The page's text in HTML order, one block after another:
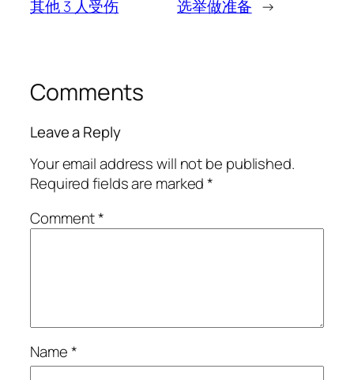
其他 3 人受伤
选举做准备 →
Comments
Leave a Reply
Your email address will not be published.
Required fields are marked*
Comment*
Name*